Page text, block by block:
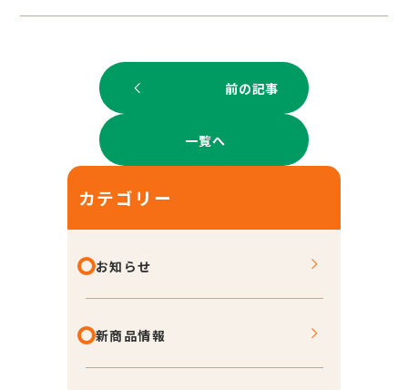
前の記事
一覧へ
カテゴリー
お知らせ
新商品情報